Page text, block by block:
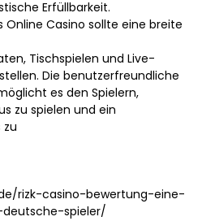
Erfüllbarkeit.
Casino sollte eine breite
Tischspielen und Live-
Die benutzerfreundliche
es den Spielern,
zu spielen und ein
zu
rizk-casino-bewertung-eine-
spieler/